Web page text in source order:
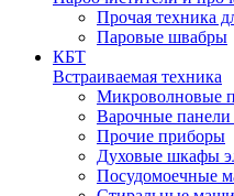
Прочая техника
Паровые швабры
КБТ
Встраиваемая техника
Микроволновые
Варочные панели
Прочие приборы
Духовые шкафы
Посудомоечные